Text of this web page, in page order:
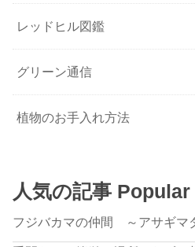
レッドヒル図鑑
グリーン通信
植物のお手入れ方法
人気の記事
フジバカマの仲間 ～アサギマ